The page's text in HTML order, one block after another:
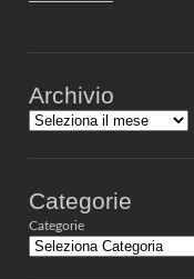
Archivio
Archivi
Categorie
Categorie